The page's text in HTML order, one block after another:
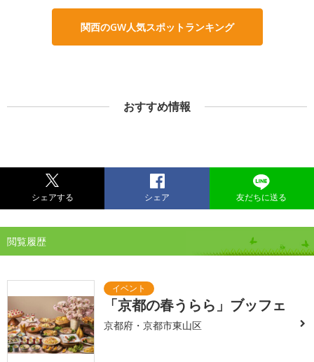
関西のGW人気スポットランキング
おすすめ情報
シェアする シェア 友だちに送る
閲覧履歴
「京都の春うらら」ブッフェ
京都府・京都市東山区